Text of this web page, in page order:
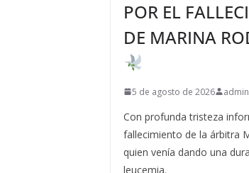
POR EL
DE MARINA
5 de agosto de 2026 admin
Con profunda tristeza
fallecimiento de la árbitra
quien venía dando una
leucemia.